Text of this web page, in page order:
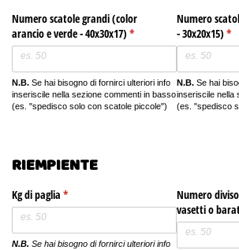
Numero scatole grandi (color
arancio e verde - 40x30x17) *
(richiesto)
N.B. Se hai bisogno di fornirci ulteriori info
inseriscile nella sezione commenti in basso
(es. "spedisco solo con scatole piccole")
Numero
- 30x20x15) *
N.B. Se hai
inseriscile nella
(es. "spedisco
RIEMPIENTE
Kg di paglia *
(richiesto)
N.B. Se hai bisogno di fornirci ulteriori info
Numero
vasetti o